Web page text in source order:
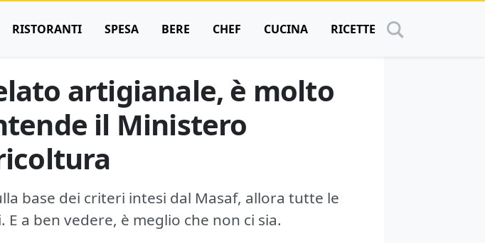
RISTORANTI SPESA BERE CHEF CUCINA RICETTE
artigianale, è molto
il Ministero
base dei criteri intesi dal Masaf, allora tutte le
a ben vedere, è meglio che non ci sia.